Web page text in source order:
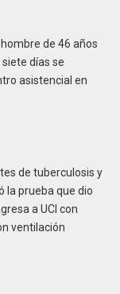
de 46 años
días se
asistencial en
de tuberculosis y
la prueba que dio
a UCI con
ventilación